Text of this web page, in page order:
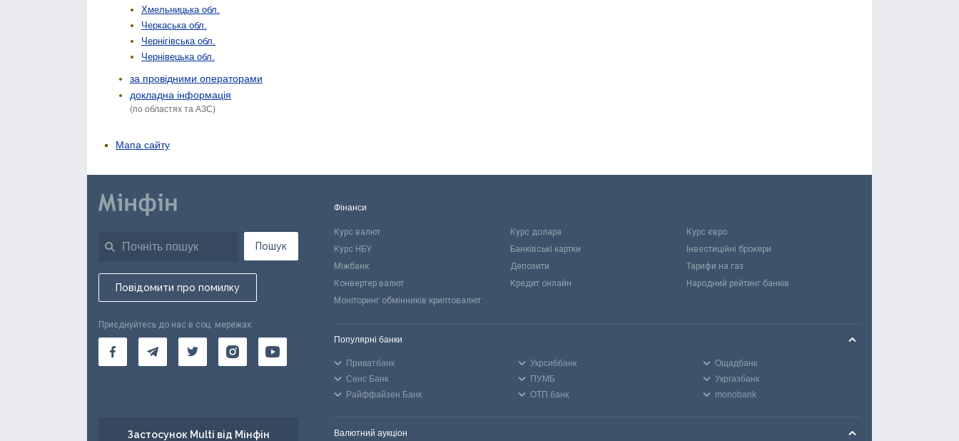
Хмельницька обл.
Черкаська обл.
Чернігівська обл.
Чернівецька обл.
за провідними операторами
докладна інформація
(по областях та АЗС)
Мапа сайту
Пошук
Повідомити про помилку
Приєднуйтесь до нас в соц. мережах:
Застосунок Multi від Мінфін
Фінанси
Курс валют Курс долара
Курс євро
Курс НБУ
Банківські картки
Інвестиційні брокери
Міжбанк
Депозити
Тарифи на газ
Конвертер валют
Кредит онлайн
Народний рейтинг банків
Моніторинг обмінників криптовалют
Популярні банки
Приватбанк Укрсиббанк
Ощадбанк
Сенс Банк
ПУМБ
Укргазбанк
Райффайзен Банк
ОТП банк monobank
Валютний аукціон